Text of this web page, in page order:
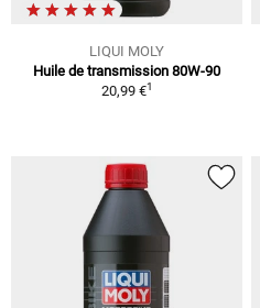
LIQUI MOLY
Huile de transmission 80W-90
20,99 €1